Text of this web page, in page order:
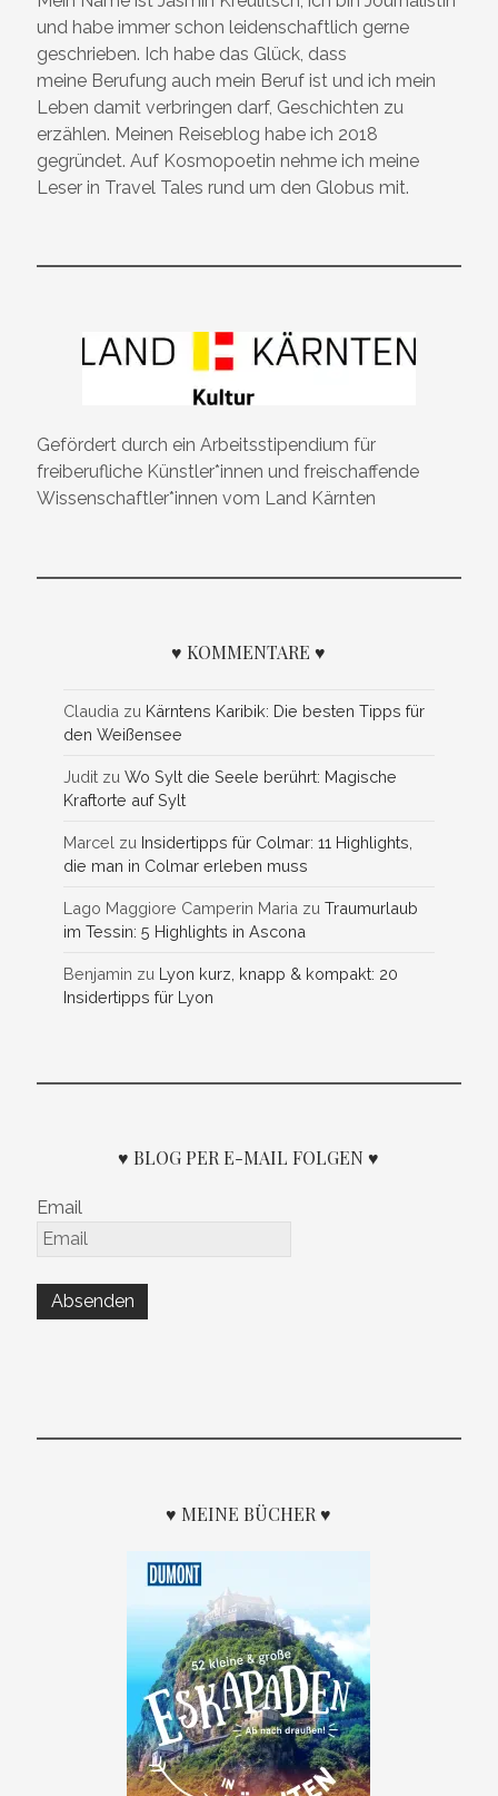
und habe immer schon leidenschaftlich gerne
geschrieben. Ich habe das Glück, dass
meine Berufung auch mein Beruf ist und ich mein
Leben damit verbringen darf, Geschichten zu
erzählen. Meinen Reiseblog habe ich 2018
gegründet. Auf Kosmopoetin nehme ich meine
Leser in Travel Tales rund um den Globus mit.
Gefördert durch ein Arbeitsstipendium für
freiberufliche Künstler*innen und freischaffende
Wissenschaftler*innen vom Land Kärnten
♥ KOMMENTARE ♥
Claudia zu Kärntens Karibik: Die besten Tipps für
den Weißensee
Judit zuWo Sylt die Seele berührt: Magische
Kraftorte auf Sylt
Marcel zu Insidertipps für Colmar: 11 Highlights,
die man in Colmar erleben muss
Lago Maggiore Camperin Maria zuTraumurlaub
im Tessin: 5 Highlights in Ascona
Benjamin zu Lyon kurz, knapp & kompakt: 20
Insidertipps für Lyon
♥ BLOG PER E-MAIL FOLGEN ♥
Email
♥ MEINE BÜCHER ♥